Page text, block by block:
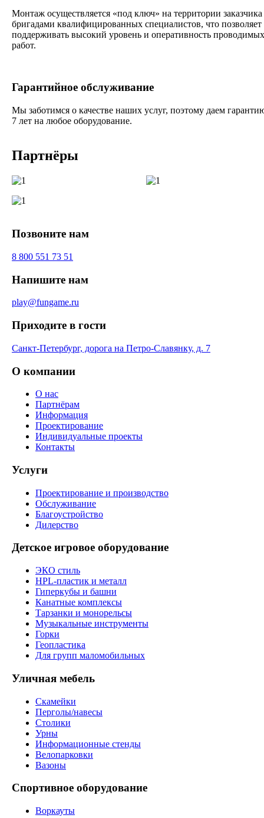
Монтаж осуществляется «под ключ» на территории заказчика
бригадами квалифицированных специалистов, что позволяет
поддерживать высокий уровень и оперативность проводимых
работ.
Гарантийное обслуживание
Мы заботимся о качестве наших услуг, поэтому даем
7 лет на любое оборудование.
Партнёры
Позвоните нам
8 800 551 73 51
Напишите нам
play@fungame.ru
Приходите в гости
Санкт-Петербург, дорога на Петро-Славянку, д. 7
О компании
О нас
Партнёрам
Информация
Проектирование
Индивидуальные проекты
Контакты
Услуги
Проектирование и производство
Обслуживание
Благоустройство
Дилерство
Детское игровое оборудование
ЭКО стиль
HPL-пластик и металл
Гиперкубы и башни
Канатные комплексы
Тарзанки и монорельсы
Музыкальные инструменты
Горки
Геопластика
Для групп маломобильных
Уличная мебель
Скамейки
Перголы/навесы
Столики
Урны
Информационные стенды
Велопарковки
Вазоны
Спортивное оборудование
Воркауты